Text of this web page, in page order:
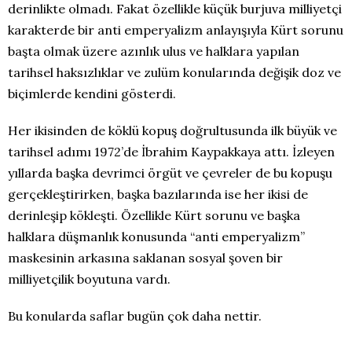
derinlikte olmadı. Fakat özellikle küçük burjuva milliyetçi
karakterde bir anti emperyalizm anlayışıyla Kürt sorunu
başta olmak üzere azınlık ulus ve halklara yapılan
tarihsel haksızlıklar ve zulüm konularında değişik doz ve
biçimlerde kendini gösterdi.
Her ikisinden de köklü kopuş doğrultusunda ilk büyük ve
tarihsel adımı 1972’de İbrahim Kaypakkaya attı. İzleyen
yıllarda başka devrimci örgüt ve çevreler de bu kopuşu
gerçekleştirirken, başka bazılarında ise her ikisi de
derinleşip kökleşti. Özellikle Kürt sorunu ve başka
halklara düşmanlık konusunda “anti emperyalizm”
maskesinin arkasına saklanan sosyal şoven bir
milliyetçilik boyutuna vardı.
Bu konularda saflar bugün çok daha nettir.